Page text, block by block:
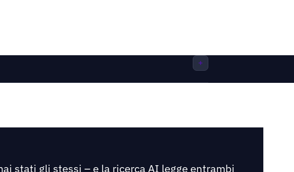
stati gli stessi – e la ricerca AI legge entrambi